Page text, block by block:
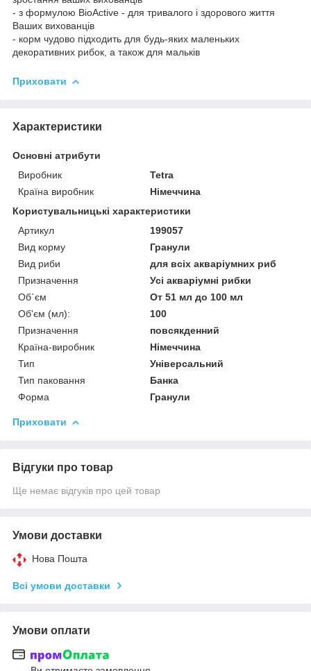
- з формулою BioActive - для тривалого і здорового життя
Ваших вихованців
- корм чудово підходить для будь-яких маленьких
декоративних рибок, а також для мальків
Приховати
Характеристики
Основні атрибути
Виробник
Tetra
Країна виробник
Німеччина
Користувальницькі характеристики
Артикул
199057
Вид корму
Гранули
Вид риби
для всіх акваріумних риб
Призначення
Усі акваріумні рибки
Об`єм
От 51 мл до 100 мл
Об'єм (мл):
100
Призначення
повсякденний
Країна-виробник
Німеччина
Тип
Універсальний
Тип паковання
Банка
Форма
Гранули
Приховати
Відгуки про товар
Ще немає відгуків про цей товар
Умови доставки
Нова Пошта
Всі умови доставки
Умови оплати